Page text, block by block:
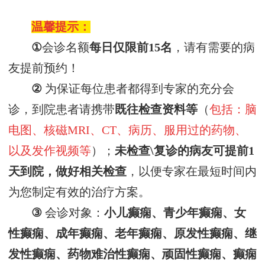
温馨提示：
①会诊名额每日仅 限前15名 ，请有需要的病
友提前预约！
② 为保证每位患者都得到专家的充分会
诊， 到院患者请携带既往检查资料等 （包括：脑
电图、核磁MRI、CT、病历、服用过的药物、
以及发作视频等） ； 未检查\复诊的病友可提前1
天到院，做好相关检查 ，以便专家在最短时间内
为您制定有效的治疗方案。
③会诊对象：小儿癫痫、青少年癫痫、女
性癫痫、成年癫痫、老年癫痫、原发性癫痫、继
发性癫痫、药物难治性癫痫、顽固性癫痫、癫痫